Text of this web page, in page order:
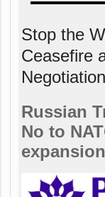
Stop the
Ceasefire
Russian
No to